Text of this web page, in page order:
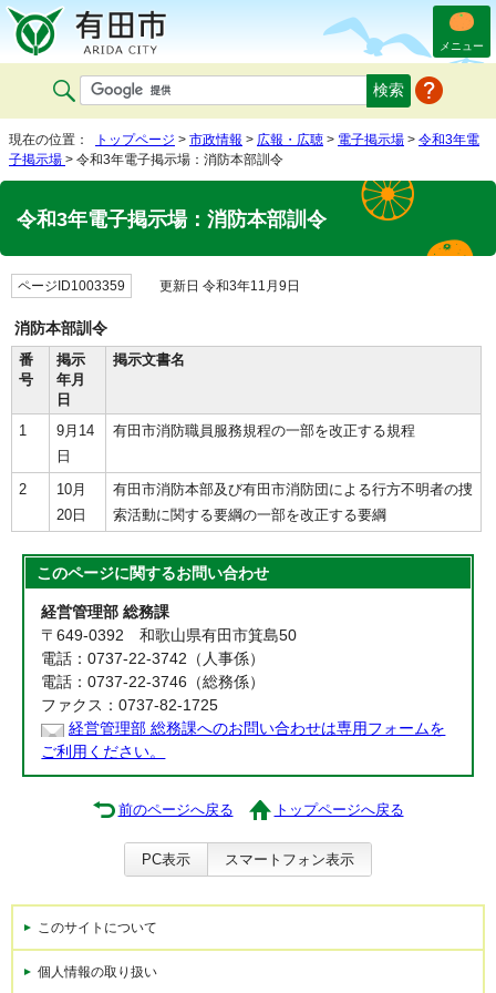
メニュー
現在の位置： トップページ > 市政情報 > 広報・広聴 > 電子掲示場 > 令和3年電
子掲示場 > 令和3年電子掲示場：消防本部訓令
令和3年電子掲示場：消防本部訓令
ページID1003359 更新日 令和3年11月9日
消防本部訓令
番
号
掲示
年月
日
掲示文書名
1
9月14
日
有田市消防職員服務規程の一部を改正する規程
2
10月
20日
有田市消防本部及び有田市消防団による行方不明者の捜
索活動に関する要綱の一部を改正する要綱
このページに関するお問い合わせ
経営管理部 総務課
〒649-0392 和歌山県有田市箕島50
電話：0737-22-3742（人事係）
電話：0737-22-3746（総務係）
ファクス：0737-82-1725
経営管理部 総務課へのお問い合わせは専用フォームを
ご利用ください。
前のページへ戻る トップページへ戻る
PC表示 スマートフォン表示
このサイトについて
個人情報の取り扱い